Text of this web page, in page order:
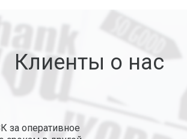
Перейти в галерею
Перейти в галерею
Перейти в галерею
Клиенты о нас
паровых установок "Юнистим" г.
"Типографии ВК" за оперативную и